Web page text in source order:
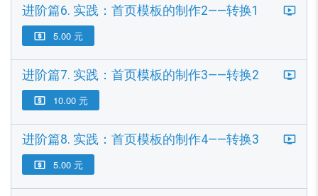
进阶篇6. 实践：首页模板的制作2——转换1
 5.00 元
进阶篇7. 实践：首页模板的制作3——转换2
 10.00 元
进阶篇8. 实践：首页模板的制作4——转换3
 5.00 元